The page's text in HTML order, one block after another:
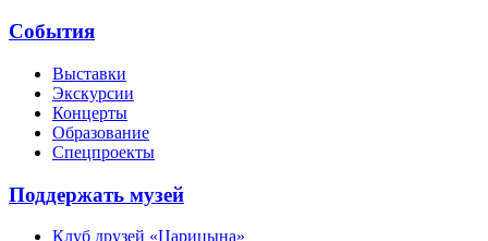
События
Выставки
Экскурсии
Концерты
Образование
Спецпроекты
Поддержать музей
Клуб друзей «Царицына»